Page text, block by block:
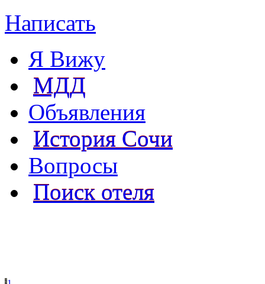
Написать
Я Вижу
МДД
Объявления
История Сочи
Вопросы
Поиск отеля